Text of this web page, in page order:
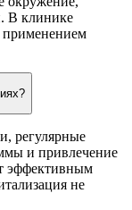
В клинике
применением
регулярные
и привлечение
эффективным
не